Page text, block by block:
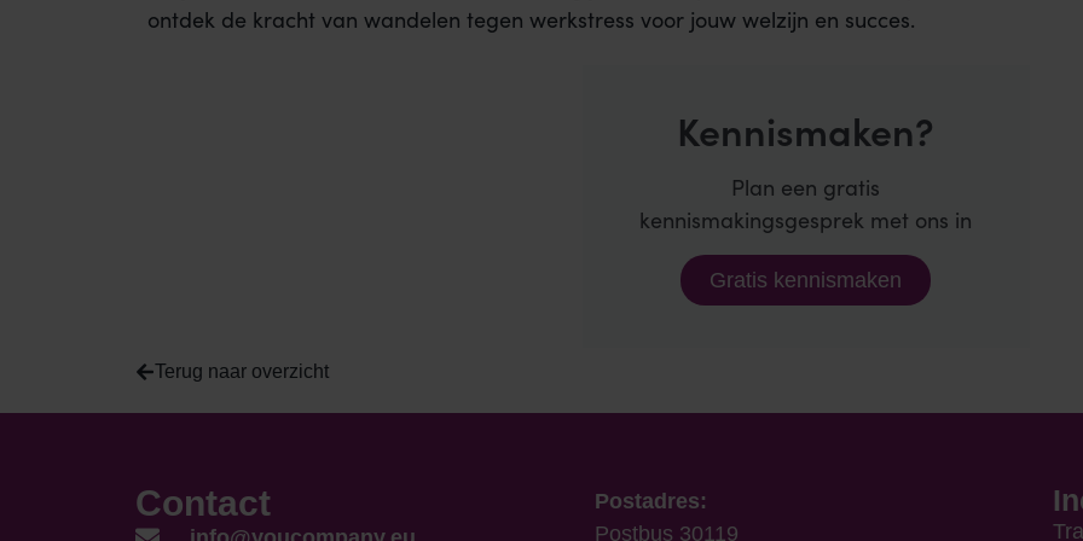
ontdek de kracht van wandelen tegen werkstress voor jouw welzijn en succes.
Kennismaken?
Plan een gratis
kennismakingsgesprek met ons in
Gratis kennismaken
Terug naar overzicht
Contact
Postadres:
Postbus 30119